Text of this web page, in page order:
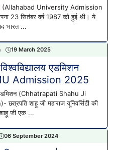
(Allahabad University Admission
23 सितंबर वर्ष 1987 को हुई थी। ये
भारत ...
19 March 2025
एडमिशन
Admission 2025
एडमिशन (Chhatrapati Shahu Ji
शाहू जी महाराज यूनिवर्सिटी की
जी एक ...
06 September 2024